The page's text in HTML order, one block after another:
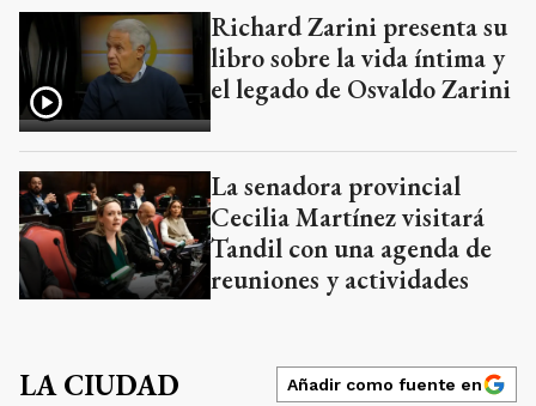
Richard Zarini presenta su
libro sobre la vida íntima y
el legado de Osvaldo Zarini
La senadora provincial
Cecilia Martínez visitará
Tandil con una agenda de
reuniones y actividades
LA CIUDAD Añadir como fuente en